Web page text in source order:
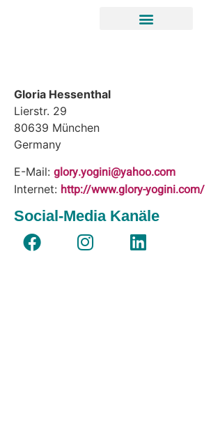
Gloria Hessenthal
Lierstr. 29
80639 München
Germany
E-Mail: glory.yogini@yahoo.com
Internet: http://www.glory-yogini.com/
Social-Media Kanäle